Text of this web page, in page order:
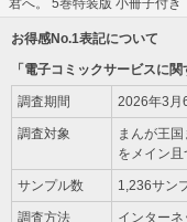
君へ。 5巻特装版 小冊子付き
お得感No.1表記について
「電子コミックサービスに関
調査期間 2026年3月
調査対象
まんが王
をメイン
サンプル数 1,236サン
調査方法 インター